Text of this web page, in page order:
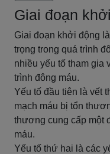
Giai đoạn
Giai đoạn khởi động
trọng trong quá trình
nhiều yếu tố tham gia
trình đông máu.
Yếu tố đầu tiên là vết
mạch máu bị tổn
thương cung cấp một
máu.
Yếu tố thứ hai là các